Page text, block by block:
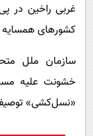
غربی راخین در
کشورهای همسایه
سازمان ملل
خشونت علیه
«نسل‌کشی»